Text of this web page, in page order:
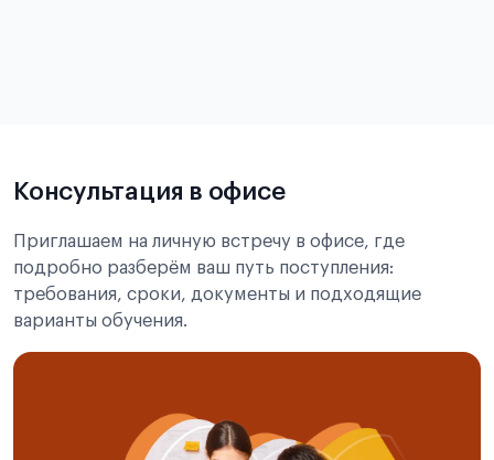
Консультация в офисе
Приглашаем на личную встречу в офисе, где
подробно разберём ваш путь поступления:
требования, сроки, документы и подходящие
варианты обучения.